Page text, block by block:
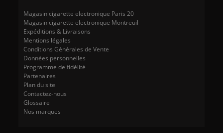
Magasin cigarette electronique Paris 20
Magasin cigarette electronique Montreuil
Expéditions & Livraisons
Mentions légales
Conditions Générales de Vente
Données personnelles
Programme de fidélité
Partenaires
Plan du site
Contactez-nous
Glossaire
Nos marques